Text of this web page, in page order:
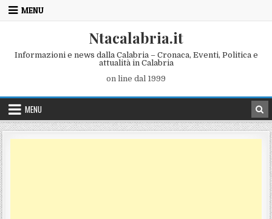
Skip to content
MENU
Ntacalabria.it
Informazioni e news dalla Calabria – Cronaca, Eventi, Politica e
attualità in Calabria
on line dal 1999
MENU